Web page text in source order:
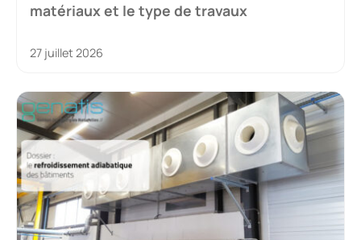
matériaux et le type de travaux
27 juillet 2026